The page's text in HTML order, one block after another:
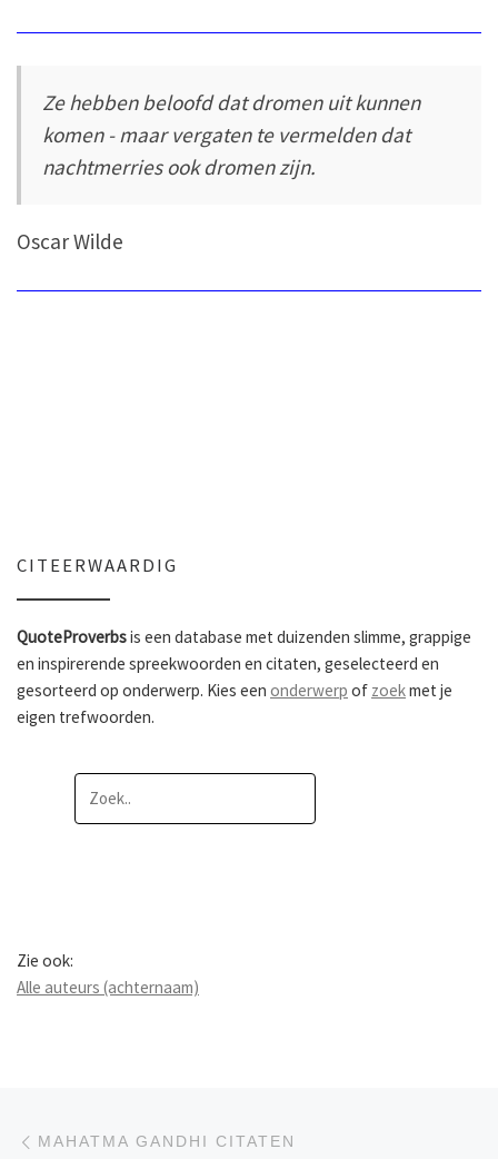
Ze hebben beloofd dat dromen uit kunnen
komen - maar vergaten te vermelden dat
nachtmerries ook dromen zijn.
Oscar Wilde
CITEERWAARDIG
QuoteProverbsis een database met duizenden slimme, grappige
en inspirerende spreekwoorden en citaten, geselecteerd en
gesorteerd op onderwerp. Kies een onderwerp of zoekmet je
eigen trefwoorden.
Zie ook:
Alle auteurs (achternaam)
Berichtnavigatie
MAHATMA GANDHI CITATEN